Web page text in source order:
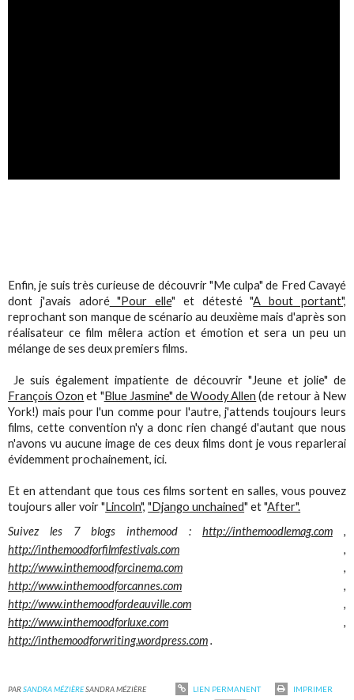
Enfin, je suis très curieuse de découvrir "Me culpa" de Fred Cavayé
dont j'avais adoré"Pour elle" et détesté "A bout portant",
reprochant son manque de scénario au deuxième mais d'après son
réalisateur ce film mêlera action et émotion et sera un peu un
mélange de ses deux premiers films.
Je suis également impatiente de découvrir "Jeune et jolie" de
François Ozon et "Blue Jasmine" de Woody Allen (de retour à New
York!) mais pour l'un comme pour l'autre, j'attends toujours leurs
films, cette convention n'y a donc rien changé d'autant que nous
n'avons vu aucune image de ces deux films dont je vous reparlerai
évidemment prochainement, ici.
Et en attendant que tous ces films sortent en salles, vous pouvez
toujours aller voir "Lincoln", "Django unchained" et "After".
Suivez les 7 blogs inthemood : http://inthemoodlemag.com,
http://inthemoodforfilmfestivals.com ,
http://www.inthemoodforcinema.com ,
http://www.inthemoodforcannes.com ,
http://www.inthemoodfordeauville.com ,
http://www.inthemoodforluxe.com ,
http://inthemoodforwriting.wordpress.com.
PARSANDRA MÉZIÈRESANDRA MÉZIÈRE LIEN PERMANENT
IMPRIMER